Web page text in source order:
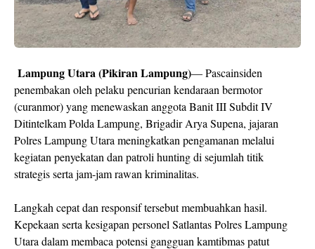
Lampung Utara (Pikiran Lampung)— Pascainsiden
penembakan oleh pelaku pencurian kendaraan bermotor
(curanmor) yang menewaskan anggota Banit III Subdit IV
Ditintelkam Polda Lampung, Brigadir Arya Supena, jajaran
Polres Lampung Utara meningkatkan pengamanan melalui
kegiatan penyekatan dan patroli hunting di sejumlah titik
strategis serta jam-jam rawan kriminalitas.
Langkah cepat dan responsif tersebut membuahkan hasil.
Kepekaan serta kesigapan personel Satlantas Polres Lampung
Utara dalam membaca potensi gangguan kamtibmas patut